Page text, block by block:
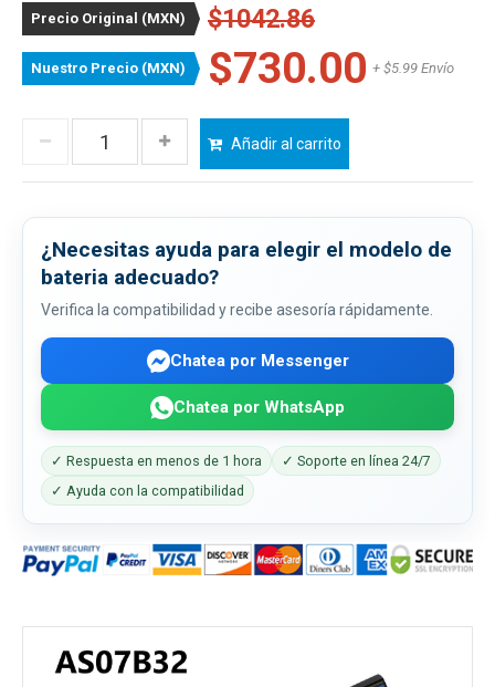
Precio Original (MXN) $1042.86
Nuestro Precio (MXN) $730.00 + $5.99 Envío
Añadir al carrito
¿Necesitas ayuda para elegir el modelo de
bateria adecuado?
Verifica la compatibilidad y recibe asesoría rápidamente.
Chatea por Messenger
Chatea por WhatsApp
✓ Respuesta en menos de 1 hora
✓ Soporte en línea 24/7
✓ Ayuda con la compatibilidad